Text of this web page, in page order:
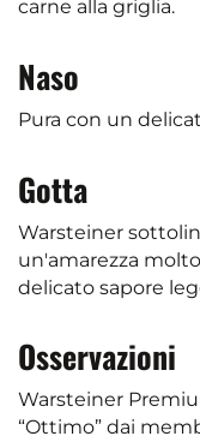
carne alla griglia.
Naso
Pura con un
Gotta
Warsteiner
un'amarezza
delicato sapore
Osservazioni
Warsteiner
“Ottimo” dai